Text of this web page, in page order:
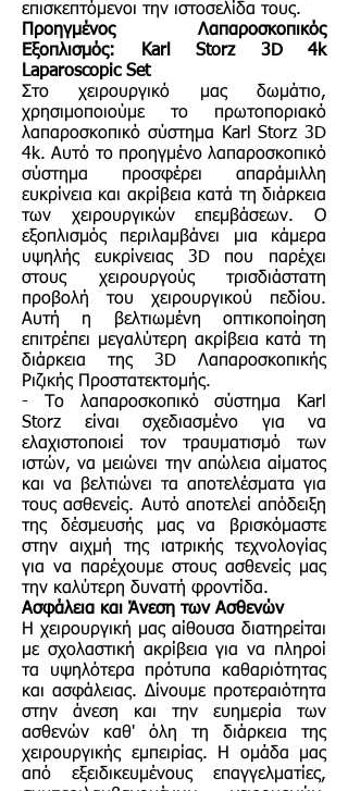
επισκεπτόμενοι την ιστοσελίδα τους.
Προηγμένος Λαπαροσκοπικός
Εξοπλισμός: Karl Storz 3D 4k
Laparoscopic Set
Στο χειρουργικό μας δωμάτιο,
χρησιμοποιούμε το πρωτοποριακό
λαπαροσκοπικό σύστημα Karl Storz 3D
4k. Αυτό το προηγμένο λαπαροσκοπικό
σύστημα προσφέρει απαράμιλλη
ευκρίνεια και ακρίβεια κατά τη διάρκεια
των χειρουργικών επεμβάσεων. Ο
εξοπλισμός περιλαμβάνει μια κάμερα
υψηλής ευκρίνειας 3D που παρέχει
στους χειρουργούς τρισδιάστατη
προβολή του χειρουργικού πεδίου.
Αυτή η βελτιωμένη οπτικοποίηση
επιτρέπει μεγαλύτερη ακρίβεια κατά τη
διάρκεια της 3D Λαπαροσκοπικής
Ριζικής Προστατεκτομής.
- Το λαπαροσκοπικό σύστημα Karl
Storz είναι σχεδιασμένο για να
ελαχιστοποιεί τον τραυματισμό των
ιστών, να μειώνει την απώλεια αίματος
και να βελτιώνει τα αποτελέσματα για
τους ασθενείς. Αυτό αποτελεί απόδειξη
της δέσμευσής μας να βρισκόμαστε
στην αιχμή της ιατρικής τεχνολογίας
για να παρέχουμε στους ασθενείς μας
την καλύτερη δυνατή φροντίδα.
Ασφάλεια και Άνεση των Ασθενών
Η χειρουργική μας αίθουσα διατηρείται
με σχολαστική ακρίβεια για να πληροί
τα υψηλότερα πρότυπα καθαριότητας
και ασφάλειας. Δίνουμε προτεραιότητα
στην άνεση και την ευημερία των
ασθενών καθ' όλη τη διάρκεια της
χειρουργικής εμπειρίας. Η ομάδα μας
από εξειδικευμένους επαγγελματίες,